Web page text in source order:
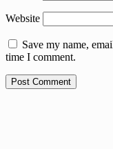
Website
Save my name,
time I comment.